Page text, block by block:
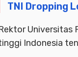
TNI Dropping
Universitas
Indonesia